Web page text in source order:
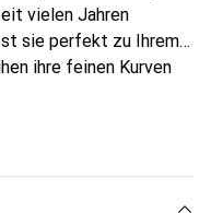
vielen Jahren
sie perfekt zu Ihrem
ihre feinen Kurven
für eine